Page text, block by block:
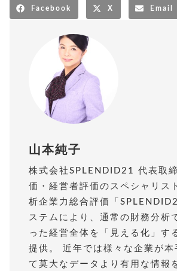
Facebook X Email
山本純子
株式会社SPLENDID21 代表取
価・経営者評価のスペシャリス
析企業力総合評価「
ステムにより、通常の財務分析
った経営全体を「見える化」す
提供。 近年では様々な企業が本
て莫大なデータより有用な情報